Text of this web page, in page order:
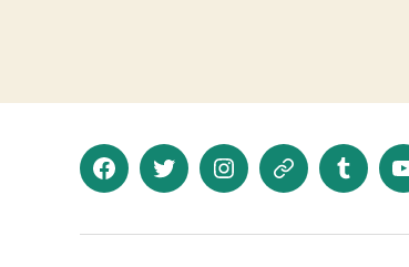
FacebookTwitter InstagramTelegramTumblr